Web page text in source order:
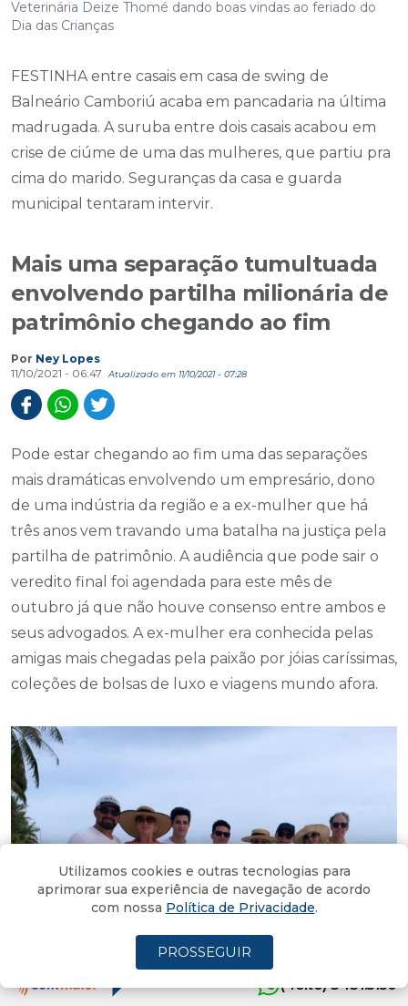
Veterinária Deize Thomé dando boas vindas ao feriado do
Dia das Crianças
FESTINHA entre casais em casa de swing de
Balneário Camboriú acaba em pancadaria na última
madrugada. A suruba entre dois casais acabou em
crise de ciúme de uma das mulheres, que partiu pra
cima do marido. Seguranças da casa e guarda
municipal tentaram intervir.
Mais uma separação tumultuada
envolvendo partilha milionária de
patrimônio chegando ao fim
Por Ney Lopes
11/10/2021 - 06:47
Atualizado em 11/10/2021 - 07:28
Pode estar chegando ao fim uma das separações
mais dramáticas envolvendo um empresário, dono
de uma indústria da região e a ex-mulher que há
três anos vem travando uma batalha na justiça pela
partilha de patrimônio. A audiência que pode sair o
veredito final foi agendada para este mês de
outubro já que não houve consenso entre ambos e
seus advogados. A ex-mulher era conhecida pelas
amigas mais chegadas pela paixão por jóias caríssimas,
coleções de bolsas de luxo e viagens mundo afora.
(4oito) 3431.5150
Utilizamos cookies e outras tecnologias para
aprimorar sua experiência de navegação de acordo
com nossa Política de Privacidade.
PROSSEGUIR